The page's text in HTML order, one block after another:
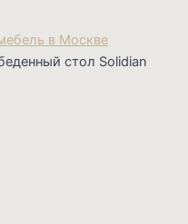
в Москве
стол Solidian